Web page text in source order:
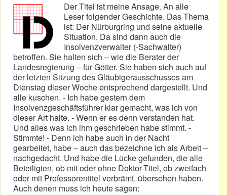
Der Titel ist meine Ansage. An alle
Leser folgender Geschichte. Das Thema
ist: Der Nürburgring und seine aktuelle
Situation. Da sind dann auch die
Insolvenzverwalter (-Sachwalter)
betroffen. Sie halten sich – wie die Berater der
Landesregierung – für Götter. Sie haben sich auch auf
der letzten Sitzung des Gläubigerausschusses am
Dienstag dieser Woche entsprechend dargestellt. Und
alle kuschen. - Ich habe gestern dem
Insolvenzgeschäftsführer klar gemacht, was ich von
dieser Art halte. - Wenn er es denn verstanden hat.
Und alles was ich ihm geschrieben habe stimmt. -
Stimmte! - Denn ich habe auch in der Nacht
gearbeitet, habe – auch das bezeichne ich als Arbeit –
nachgedacht. Und habe die Lücke gefunden, die alle
Beteiligten, ob mit oder ohne Doktor-Titel, ob zweifach
oder mit Professorentitel verbrämt, übersehen haben.
Auch denen muss ich heute sagen: